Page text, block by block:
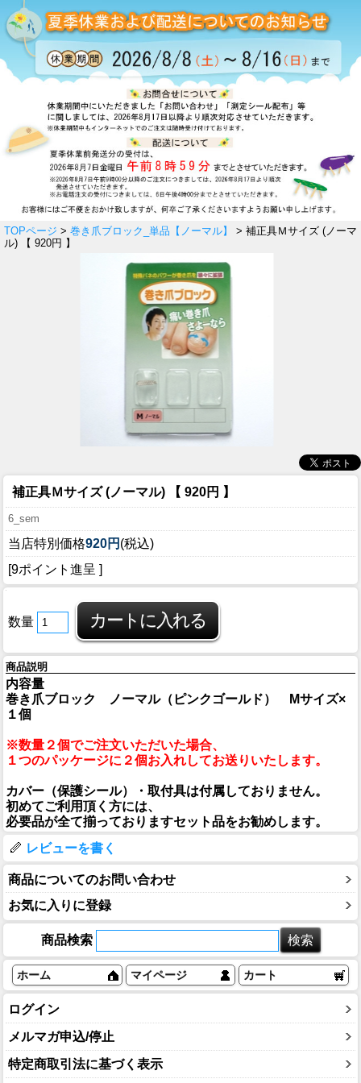
TOPページ > 巻き爪ブロック_単品【ノーマル】
> 補正具Ｍサイズ (ノーマ
ル) 【 920円 】
補正具Ｍサイズ (ノーマル) 【 920円 】
6_sem
当店特別価格920円 (税込)
[9ポイント進呈 ]
数量
商品説明
内容量
巻き爪ブロック ノーマル（ピンクゴールド） Mサイズ×
１個
※数量２個でご注文いただいた場合、
１つのパッケージに２個お入れしてお送りいたします。
カバー（保護シール）・取付具は付属しておりません。
初めてご利用頂く方には、
必要品が全て揃っておりますセット品をお勧めします。
レビューを書く
商品についてのお問い合わせ
お気に入りに登録
商品検索
ホーム マイページ カート
ログイン
メルマガ申込/停止
特定商取引法に基づく表示